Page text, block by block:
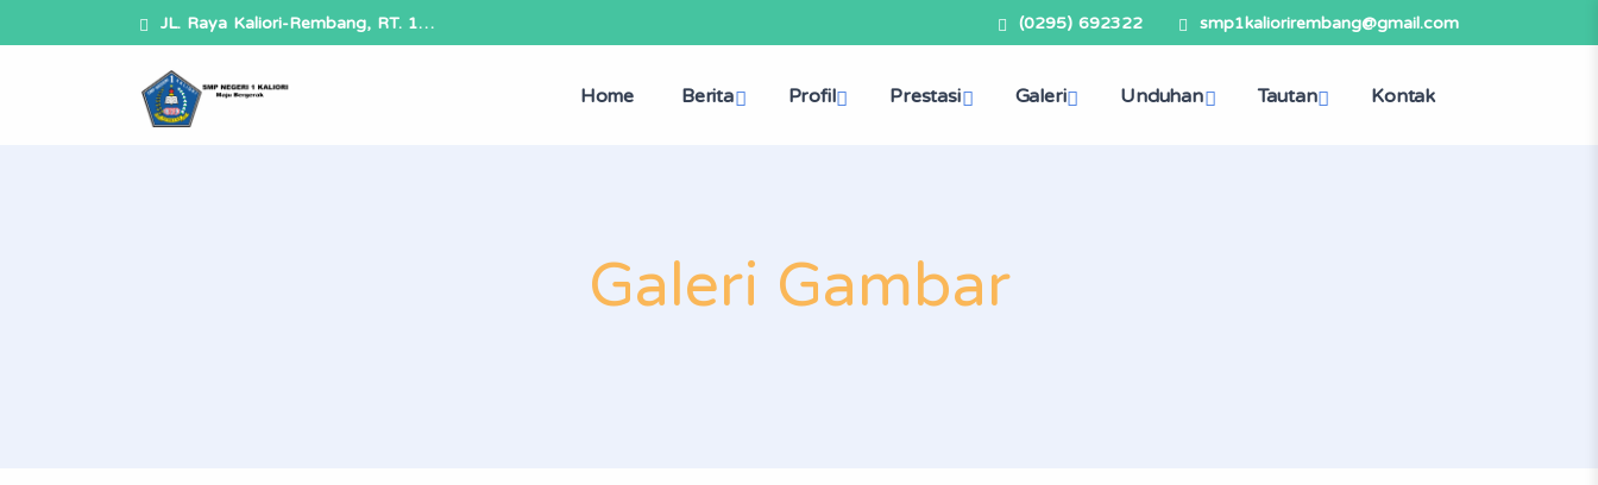
JL. Raya Kaliori-Rembang, RT. 1… (0295) 692322 smp1kaliorirembang@gmail.com
Home Berita Profil Prestasi Galeri Unduhan Tautan Kontak
Galeri Gambar